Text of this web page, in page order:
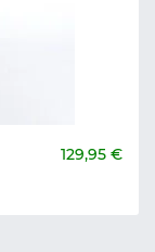
129,95 €